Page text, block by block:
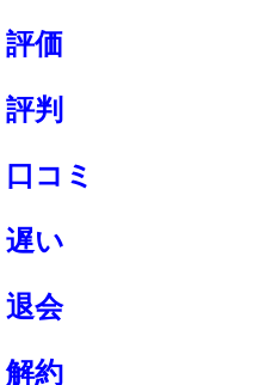
評価
評判
口コミ
遅い
退会
解約